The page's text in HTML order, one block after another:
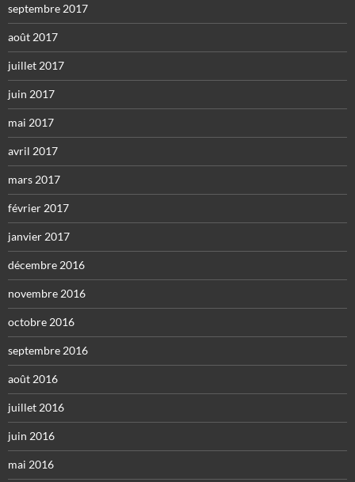
septembre 2017
août 2017
juillet 2017
juin 2017
mai 2017
avril 2017
mars 2017
février 2017
janvier 2017
décembre 2016
novembre 2016
octobre 2016
septembre 2016
août 2016
juillet 2016
juin 2016
mai 2016